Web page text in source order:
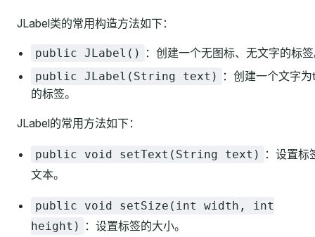
JLabel类的常用构造方法如下：
public JLabel() ：创建一个无图标、无文字的标
public JLabel(String text)
：创建一个文字
的标签。
JLabel的常用方法如下：
public void setText(String text)
：设置标
文本。
public void setSize(int width, int
height)
：设置标签的大小。